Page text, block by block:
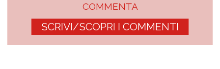
COMMENTA
SCRIVI/SCOPRI I COMMENTI